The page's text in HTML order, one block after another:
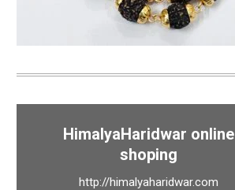
HimalyaHaridwar online
shoping
http://himalyaharidwar.com